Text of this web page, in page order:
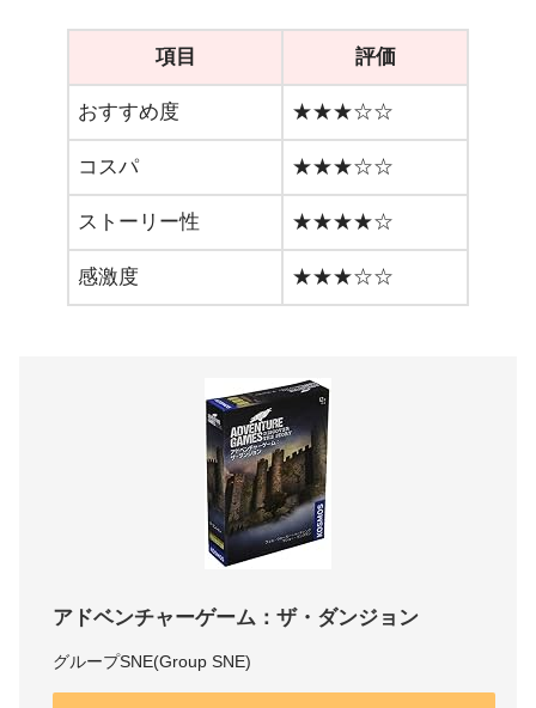
項目 評価
おすすめ度 ★★★☆☆
コスパ ★★★☆☆
ストーリー性 ★★★★☆
感激度 ★★★☆☆
アドベンチャーゲーム：ザ・ダンジョン
グループSNE(Group SNE)